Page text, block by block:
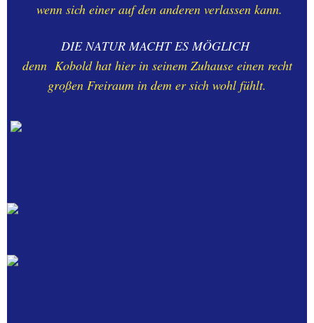
wenn sich einer auf den anderen verlassen kann.
DIE NATUR MACHT ES MÖGLICH
denn Kobold hat hier in seinem Zuhause einen recht
großen Freiraum in dem er sich wohl fühlt.